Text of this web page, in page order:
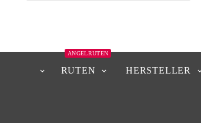
RUTEN
ANGELRUTEN
HERSTELLER